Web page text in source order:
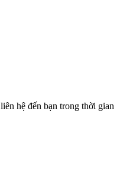
hệ đến bạn trong thời gian